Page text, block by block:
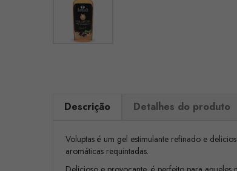
Descrição Detalhes do produto
Voluptas é um gel estimulante refinado e
aromáticas requintadas.